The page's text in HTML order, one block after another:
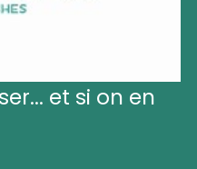
et si on en